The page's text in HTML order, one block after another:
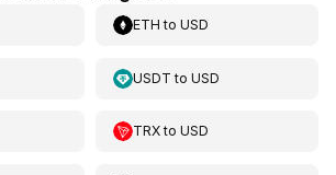
ETH toUSD
USDT toUSD
TRXtoUSD